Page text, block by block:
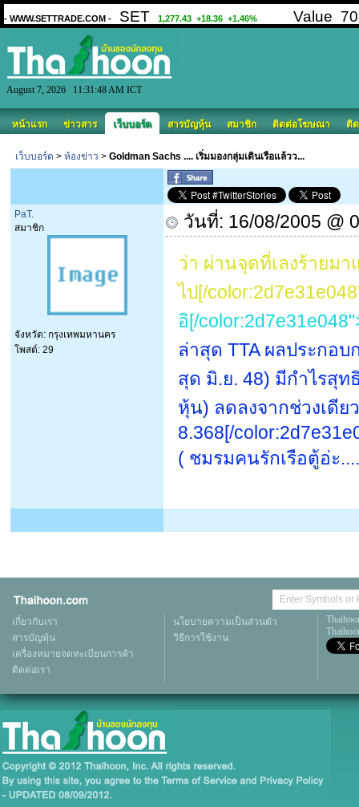
August 7, 2026 11:31:48 AM ICT
หน้าแรก ข่าวสาร เว็บบอร์ด สารบัญหุ้น สมาชิก ติดต่อโฆษณา ติ
เว็บบอร์ด > ห้องข่าว > Goldman Sachs .... เริ่มมองกลุ่มเดินเรือแล้วว...
PaT.
สมาชิก
จังหวัด: กรุงเทพมหานคร
โพสต์: 29
วันที่: 16/08/2005 @
ว่า ผ่านจุดที่เลงร้ายม
ไป[/
อิ[/
ล่าสุด TTA ผลประกอ
สุด มิ.ย. 48) มีกำไรสุท
หุ้น) ลดลงจากช่วงเดี
8.368[/
( ชมรมคนรักเรือตู้อ่ะ
เกี่ยวกับเรา
สารบัญหุ้น
เครื่องหมายจดทะเบียนการค้า
ติดต่อเรา
นโยบายความเป็นส่วนตัว
วิธีการใช้งาน